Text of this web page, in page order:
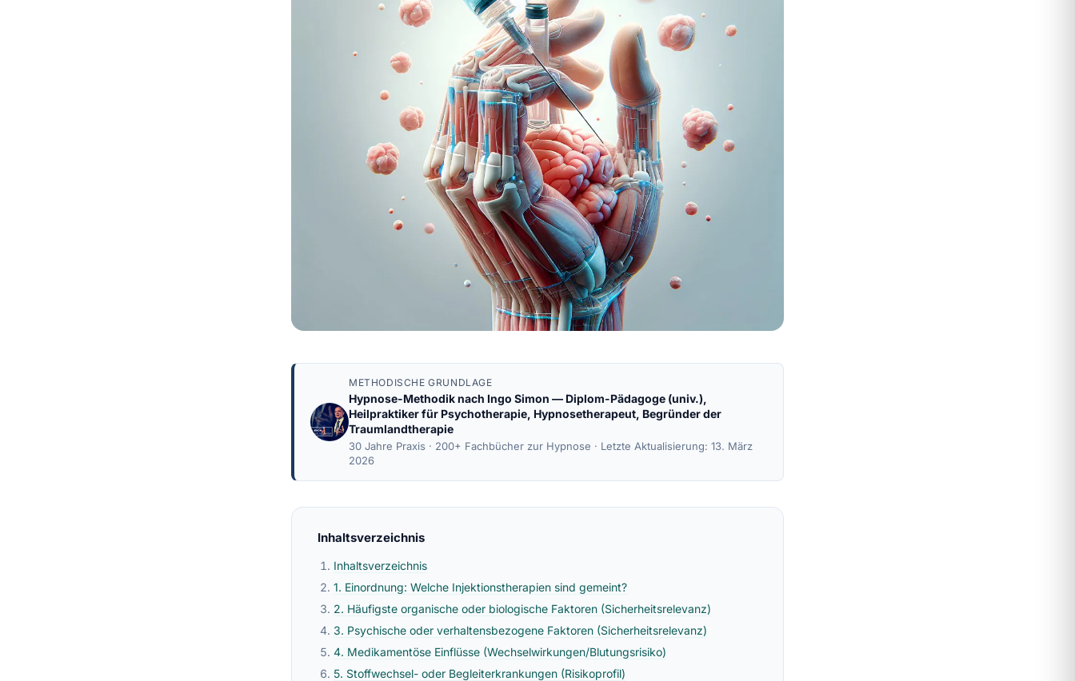
METHODISCHE GRUNDLAGE
Hypnose-Methodik nach Ingo Simon — Diplom-Pädagoge (univ.),
Heilpraktiker für Psychotherapie, Hypnosetherapeut, Begründer der
Traumlandtherapie
30 Jahre Praxis · 200+ Fachbücher zur Hypnose · Letzte Aktualisierung: 13. März
2026
Inhaltsverzeichnis
Inhaltsverzeichnis
1. Einordnung: Welche Injektionstherapien sind gemeint?
2. Häufigste organische oder biologische Faktoren (Sicherheitsrelevanz)
3. Psychische oder verhaltensbezogene Faktoren (Sicherheitsrelevanz)
4. Medikamentöse Einflüsse (Wechselwirkungen/Blutungsrisiko)
5. Stoffwechsel- oder Begleiterkrankungen (Risikoprofil)